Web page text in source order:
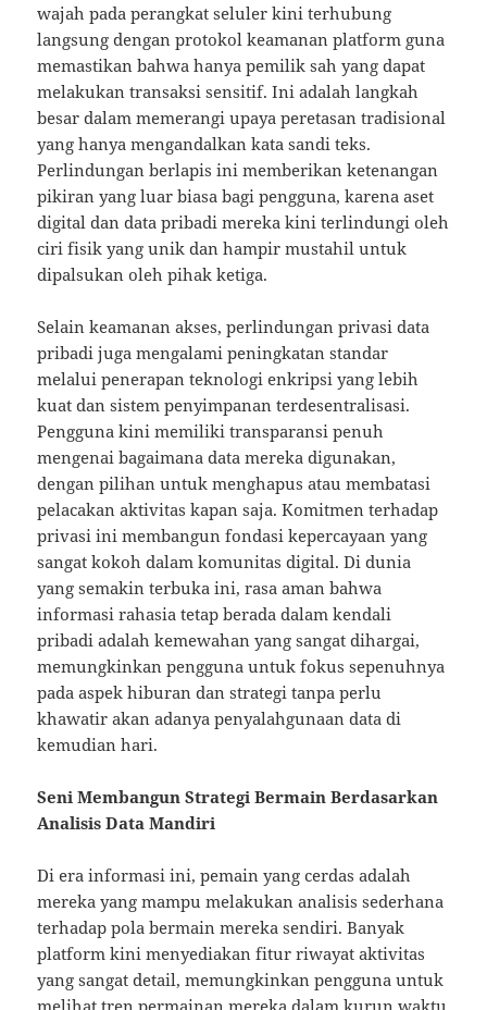
wajah pada perangkat seluler kini terhubung
langsung dengan protokol keamanan platform guna
memastikan bahwa hanya pemilik sah yang dapat
melakukan transaksi sensitif. Ini adalah langkah
besar dalam memerangi upaya peretasan tradisional
yang hanya mengandalkan kata sandi teks.
Perlindungan berlapis ini memberikan ketenangan
pikiran yang luar biasa bagi pengguna, karena aset
digital dan data pribadi mereka kini terlindungi oleh
ciri fisik yang unik dan hampir mustahil untuk
dipalsukan oleh pihak ketiga.
Selain keamanan akses, perlindungan privasi data
pribadi juga mengalami peningkatan standar
melalui penerapan teknologi enkripsi yang lebih
kuat dan sistem penyimpanan terdesentralisasi.
Pengguna kini memiliki transparansi penuh
mengenai bagaimana data mereka digunakan,
dengan pilihan untuk menghapus atau membatasi
pelacakan aktivitas kapan saja. Komitmen terhadap
privasi ini membangun fondasi kepercayaan yang
sangat kokoh dalam komunitas digital. Di dunia
yang semakin terbuka ini, rasa aman bahwa
informasi rahasia tetap berada dalam kendali
pribadi adalah kemewahan yang sangat dihargai,
memungkinkan pengguna untuk fokus sepenuhnya
pada aspek hiburan dan strategi tanpa perlu
khawatir akan adanya penyalahgunaan data di
kemudian hari.
Seni Membangun Strategi Bermain Berdasarkan
Analisis Data Mandiri
Di era informasi ini, pemain yang cerdas adalah
mereka yang mampu melakukan analisis sederhana
terhadap pola bermain mereka sendiri. Banyak
platform kini menyediakan fitur riwayat aktivitas
yang sangat detail, memungkinkan pengguna untuk